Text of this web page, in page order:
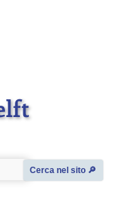
Cerca nel sito 🔎︎